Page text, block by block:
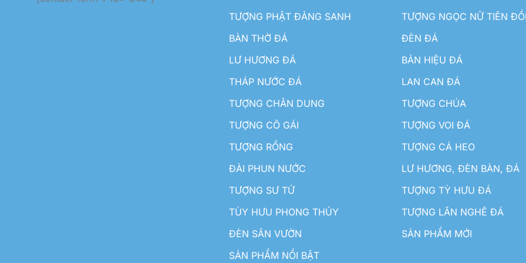
TƯỢNG PHẬT ĐẢNG SANH
TƯỢNG NGỌC NỮ TIÊN
BÀN THỜ ĐÁ
ĐÈN ĐÁ
LƯ HƯƠNG ĐÁ
BẢN HIỆU ĐÁ
THÁP NƯỚC ĐÁ
LAN CAN ĐÁ
TƯỢNG CHÂN DUNG
TƯỢNG CHÚA
TƯỢNG CÔ GÁI
TƯỢNG VOI ĐÁ
TƯỢNG RỒNG
TƯỢNG CÁ HEO
ĐÀI PHUN NƯỚC
LƯ HƯƠNG, ĐÈN BÀN, ĐÁ
TƯỢNG SƯ TỬ
TƯỢNG TỲ HƯU ĐÁ
TÙY HƯU PHONG THỦY
TƯỢNG LÂN NGHÊ ĐÁ
ĐÈN SÂN VƯỜN
SẢN PHẨM MỚI
SẢN PHẨM NỔI BẬT